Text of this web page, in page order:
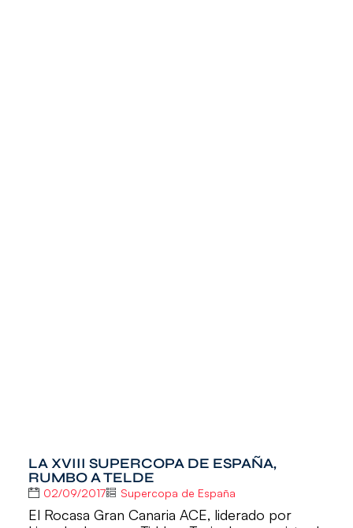
LA XVIII SUPERCOPA DE ESPAÑA,
RUMBO A TELDE
02/09/2017 Supercopa de España
El Rocasa Gran Canaria ACE, liderado por